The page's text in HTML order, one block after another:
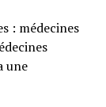
: médecines
une